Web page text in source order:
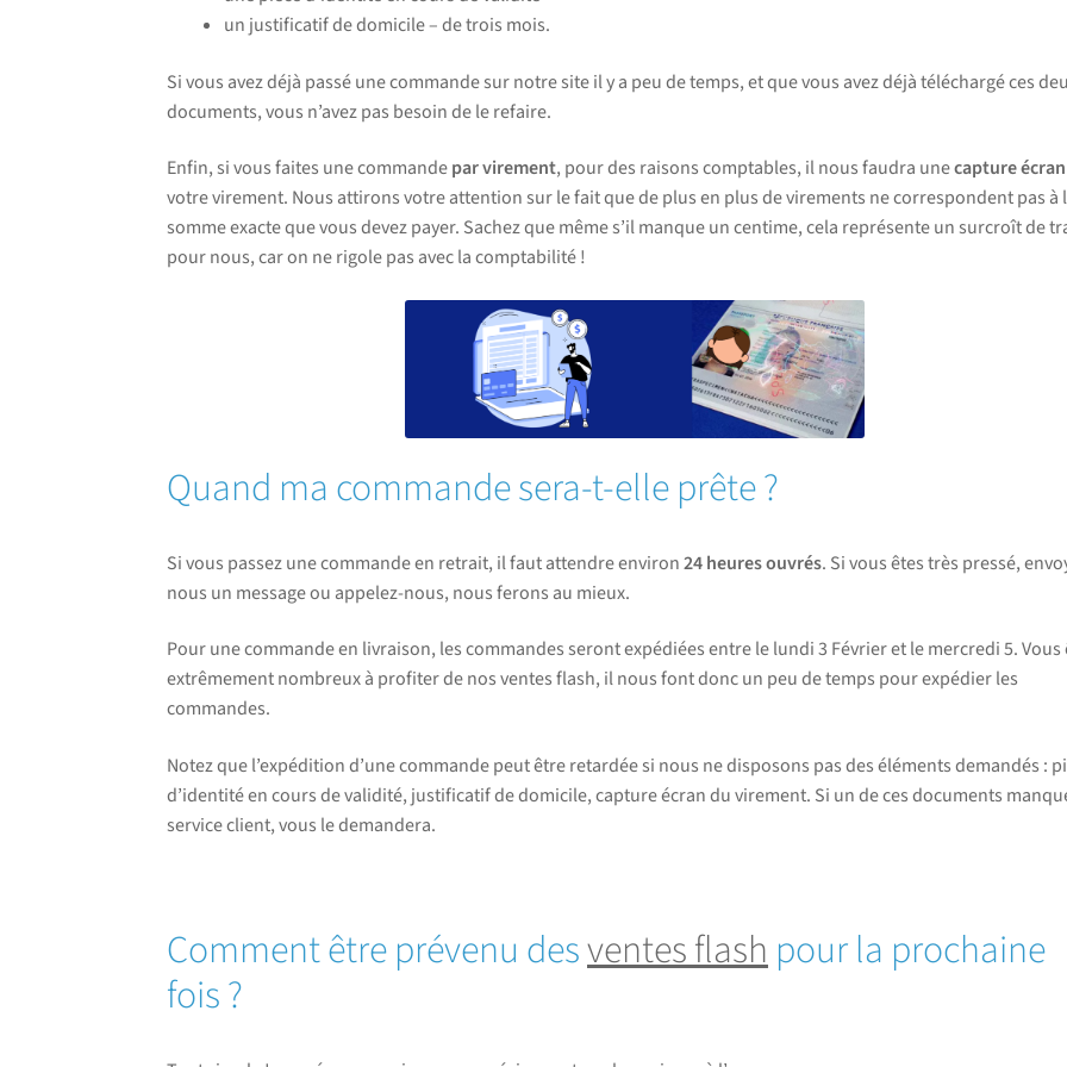
un justificatif de domicile – de trois mois.
Si vous avez déjà passé une commande sur notre site il y a peu de temps, et que vous avez déjà téléchargé ces
documents, vous n’avez pas besoin de le refaire.
Enfin, si vous faites une commandepar virement, pour des raisons comptables, il nous faudra unecapture
votre virement. Nous attirons votre attention sur le fait que de plus en plus de virements ne correspondent pas à
somme exacte que vous devez payer. Sachez que même s’il manque un centime, cela représente un surcroît de
pour nous, car on ne rigole pas avec la comptabilité !
Quand ma commande sera-t-elle prête ?
Si vous passez une commande en retrait, il faut attendre environ24 heures ouvrés. Si vous êtes très pressé,
nous un message ou appelez-nous, nous ferons au mieux.
Pour une commande en livraison, les commandes seront expédiées entre le lundi 3 Février et le mercredi 5. Vous
extrêmement nombreux à profiter de nos ventes flash, il nous font donc un peu de temps pour expédier les
commandes.
Notez que l’expédition d’une commande peut être retardée si nous ne disposons pas des éléments demandés :
d’identité en cours de validité, justificatif de domicile, capture écran du virement. Si un de ces documents
service client, vous le demandera.
Comment être prévenu desventes flashpour la prochaine
fois ?